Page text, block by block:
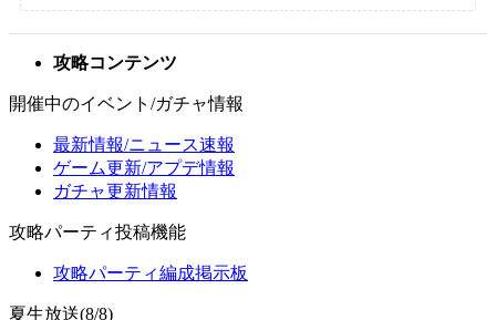
攻略コンテンツ
開催中のイベント/ガチャ情報
最新情報/ニュース速報
ゲーム更新/アプデ情報
ガチャ更新情報
攻略パーティ投稿機能
攻略パーティ編成掲示板
夏生放送(8/8)